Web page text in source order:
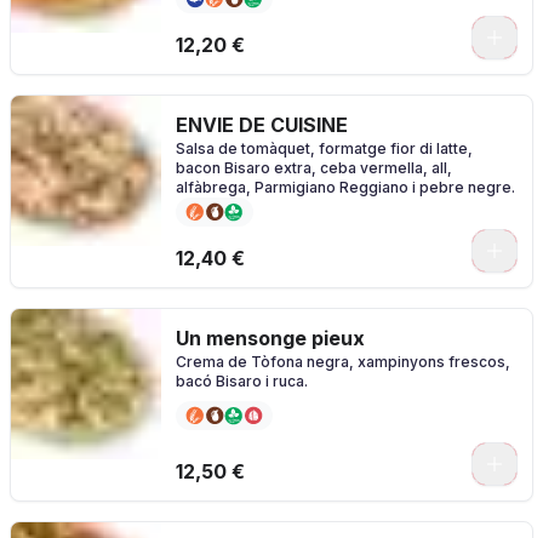
12,20 €
ENVIE DE CUISINE
Salsa de tomàquet, formatge fior di latte,
bacon Bisaro extra, ceba vermella, all,
alfàbrega, Parmigiano Reggiano i pebre negre.
12,40 €
Un mensonge pieux
Crema de Tòfona negra, xampinyons frescos,
bacó Bisaro i ruca.
12,50 €